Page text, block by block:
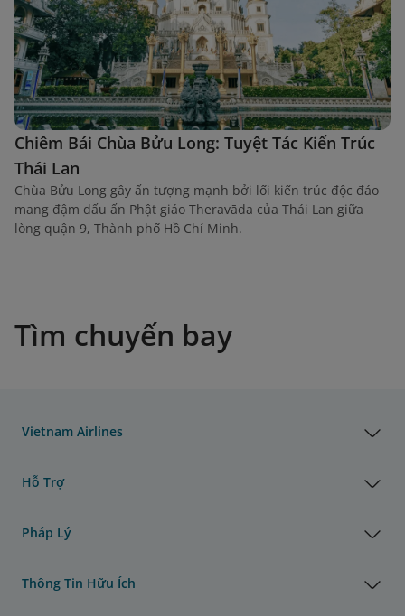
Chiêm Bái Chùa Bửu Long: Tuyệt Tác Kiến Trúc
Thái Lan
Chùa Bửu Long gây ấn tượng mạnh bởi lối kiến trúc độc đáo
mang đậm dấu ấn Phật giáo Theravāda của Thái Lan giữa
lòng quận 9, Thành phố Hồ Chí Minh.
Tìm chuyến bay
Vietnam Airlines
Hỗ Trợ
Pháp Lý
Thông Tin Hữu Ích